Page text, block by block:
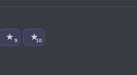
★ 9 ★10